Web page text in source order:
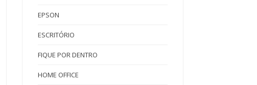
EPSON
ESCRITÓRIO
FIQUE POR DENTRO
HOME OFFICE